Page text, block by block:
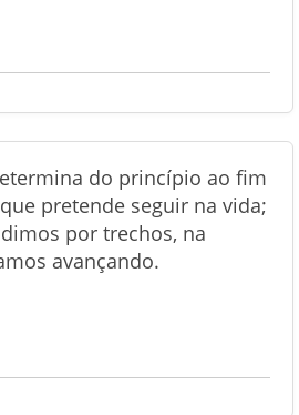
do princípio ao fim
pretende seguir na vida;
por trechos, na
avançando.